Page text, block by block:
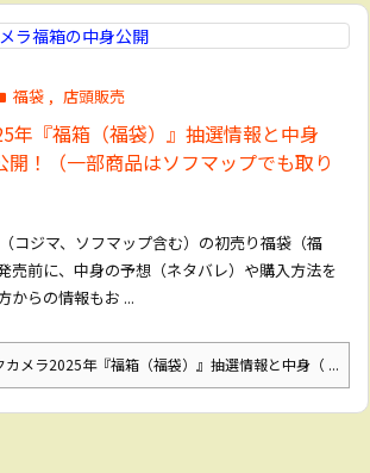
福袋 , 店頭販売
年『福箱（福袋）』抽選情報と中身
開！（一部商品はソフマップでも取り
コジマ、ソフマップ含む）の初売り福袋（福
売前に、中身の予想（ネタバレ）や購入方法を
からの情報もお ...
カメラ2025年『福箱（福袋）』抽選情報と中身（ ...